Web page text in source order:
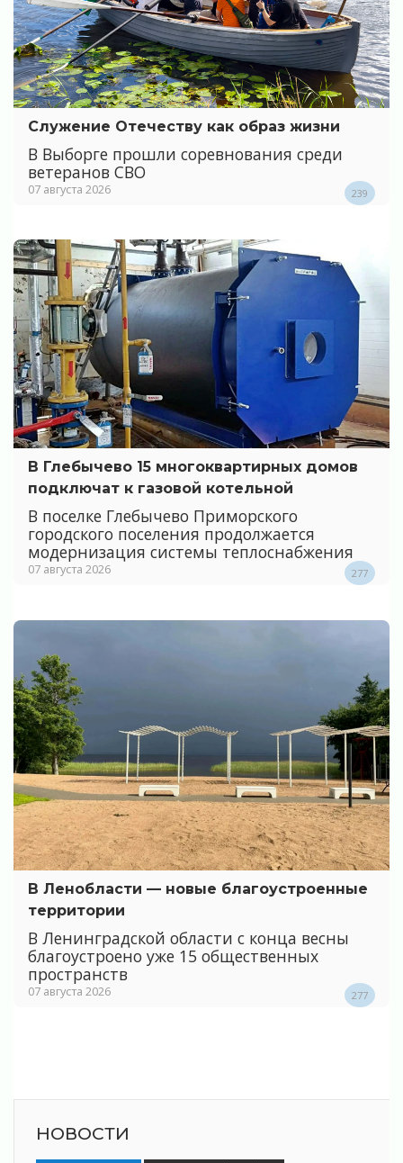
Служение Отечеству как образ жизни
В Выборге прошли соревнования среди
ветеранов СВО
07 августа 2026 239
В Глебычево 15 многоквартирных домов
подключат к газовой котельной
В поселке Глебычево Приморского
городского поселения продолжается
модернизация системы теплоснабжения
07 августа 2026 277
В Ленобласти — новые благоустроенные
территории
В Ленинградской области с конца весны
благоустроено уже 15 общественных
пространств
07 августа 2026 277
НОВОСТИ